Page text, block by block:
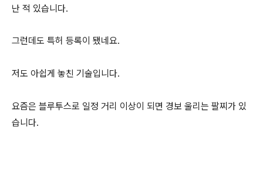
난 적 있습니다.
그런데도 특허 등록이 됐네요.
저도 아쉽게 놓친 기술입니다.
요즘은 블루투스로 일정 거리 이상이 되면 경보 울리는 팔찌가 있
습니다.